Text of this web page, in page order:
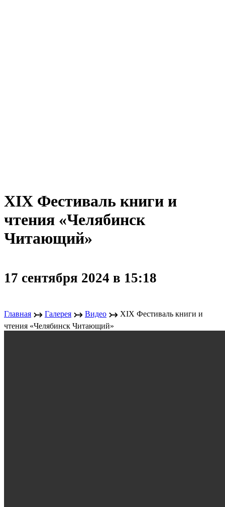
XIX Фестиваль книги и
чтения «Челябинск
Читающий»
17 сентября 2024 в 15:18
Главная ↣ Галерея ↣ Видео ↣ XIX Фестиваль книги и
чтения «Челябинск Читающий»